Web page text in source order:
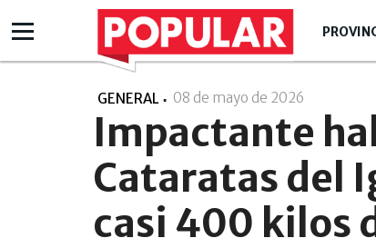
GENERAL 08 de mayo de 2026
Impactante
Cataratas del
casi 400 kilos